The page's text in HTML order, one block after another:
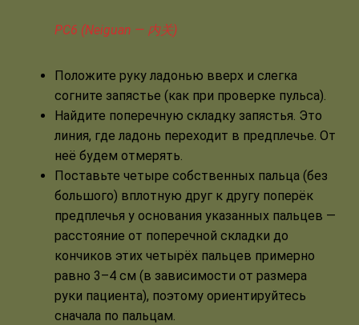
PC6 (Neiguan — 内关)
Положите руку ладонью вверх и слегка
согните запястье (как при проверке пульса).
Найдите поперечную складку запястья. Это
линия, где ладонь переходит в предплечье. От
неё будем отмерять.
Поставьте четыре собственных пальца (без
большого) вплотную друг к другу поперёк
предплечья у основания указанных пальцев —
расстояние от поперечной складки до
кончиков этих четырёх пальцев примерно
равно 3–4 см (в зависимости от размера
руки пациента), поэтому ориентируйтесь
сначала по пальцам.